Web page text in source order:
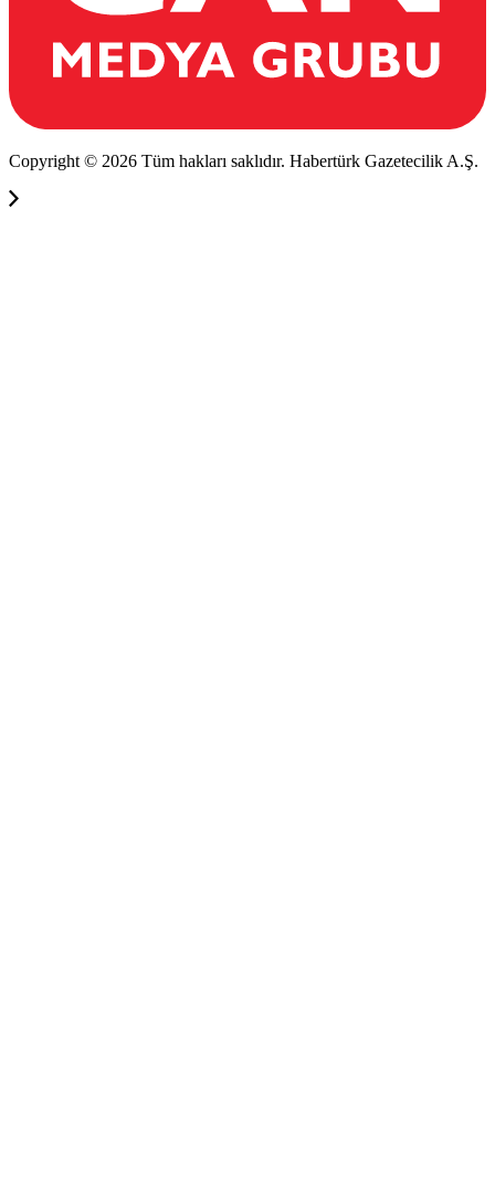
Copyright © 2026 Tüm hakları saklıdır. Habertürk Gazetecilik A.Ş.